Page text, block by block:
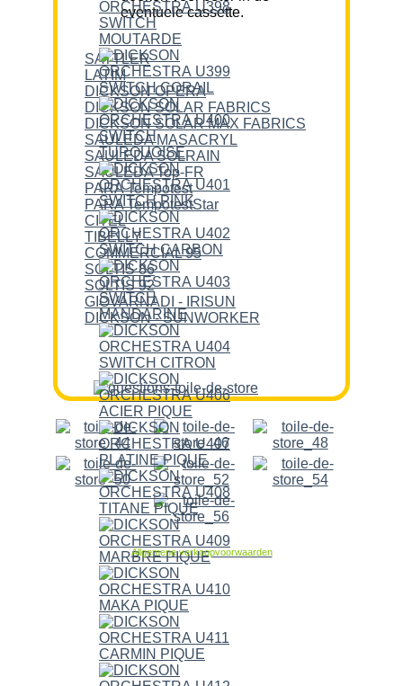
eventuele cassette.
SATTLER
LATIM
DICKSON OPERA
DICKSON SOLAR FABRICS
DICKSON SOLAR MAX FABRICS
SAULEDA MASACRYL
SAULEDA SOLRAIN
SAULEDA Top-FR
PARA Tempotest
PARA TempotestStar
CITEL
TIBELLY
COMMERCIAL 95
SOLTIS 86
SOLTIS 92
GIOVARNADI - IRISUN
DICKSON - SUNWORKER
Allgemene verkoopvoorwaarden